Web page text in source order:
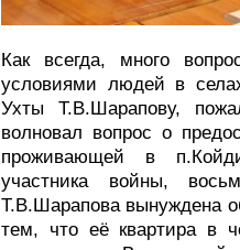
Как всегда, много
условиями людей в
Ухты Т.В.Шарапову,
волновал вопрос о
проживающей в
участника войны,
Т.В.Шарапова вынуждена
тем, что её квартира в